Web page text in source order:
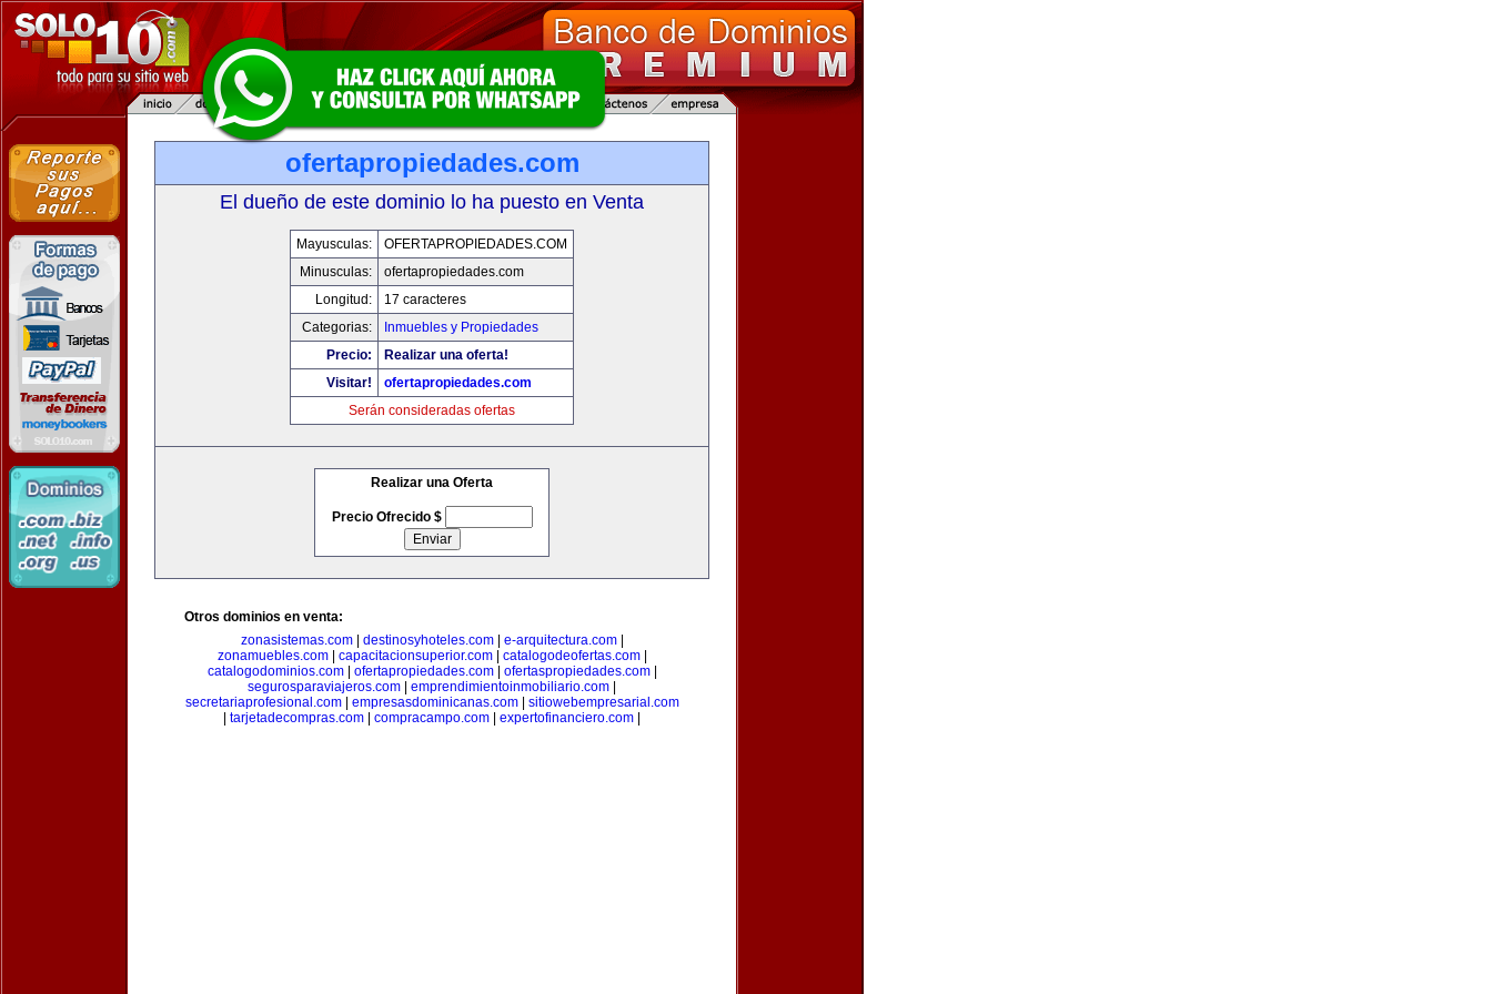
ofertapropiedades.com
El dueño de este dominio lo ha puesto en Venta
Mayusculas:
OFERTAPROPIEDADES.COM
Minusculas:
ofertapropiedades.com
Longitud:
17 caracteres
Categorias:
Inmuebles y Propiedades
Precio:
Realizar una oferta!
Visitar!
ofertapropiedades.com
Serán consideradas ofertas
Realizar una Oferta
Precio Ofrecido $
Otros dominios en venta:
zonasistemas.com| destinosyhoteles.com| e-arquitectura.com|
zonamuebles.com| capacitacionsuperior.com| catalogodeofertas.com|
catalogodominios.com| ofertapropiedades.com| ofertaspropiedades.com|
segurosparaviajeros.com
emprendimientoinmobiliario.com
secretariaprofesional.com| empresasdominicanas.com| sitiowebempresarial.com
tarjetadecompras.com compracampo.com expertofinanciero.com